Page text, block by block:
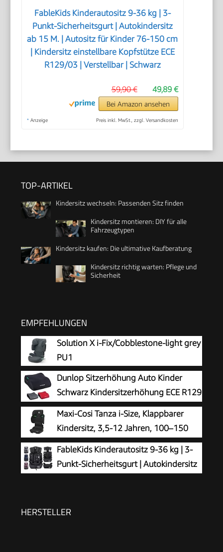
FableKids Kinderautositz 9-36 kg | 3-
Punkt-Sicherheitsgurt | Autokindersitz
ab 15 M. | Autositz für Kinder 76-150 cm
| Kindersitz einstellbare Kopfstütze ECE
R129/03 | Verstellbar | Schwarz
49,89 €
59,90 €
Bei Amazon ansehen
* Anzeige Preis inkl. MwSt., zzgl. Versandkosten
TOP-ARTIKEL
Kindersitz wechseln: Passenden Sitz finden
Kindersitz montieren: DIY für alle
Fahrzeugtypen
Kindersitz kaufen: Die ultimative Kaufberatung
Kindersitz richtig warten: Pflege und
Sicherheit
EMPFEHLUNGEN
Solution X i-Fix/Cobblestone-light grey
PU1
Dunlop Sitzerhöhung Auto Kinder
Schwarz Kindersitzerhöhung ECE R129
- Ergonomischer Kindersitz Ab 3 Jahre
- Kinderautositz Mit Waschbarem Bezug -
Sitzkissen Auto Für Kinder 135-150 cm
Maxi-Cosi Tanza i-Size, Klappbarer
Kindersitz, 3,5-12 Jahren, 100–150
cm, 10 Kopfstützenpositionen,
Tragbarer Reiseautositz, G-CELL
Seitenaufprallschutz, Umweltfreundliche
FableKids Kinderautositz 9-36 kg | 3-
Punkt-Sicherheitsgurt | Autokindersitz
R129/03 | Verstellbar | Schwarz
HERSTELLER